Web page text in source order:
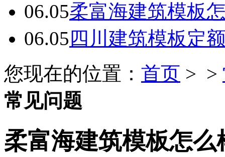
06.05柔富海建筑模板
06.05 四川建筑模板定
您现在的位置： 首页 > >
常见问题
柔富海建筑模板怎么